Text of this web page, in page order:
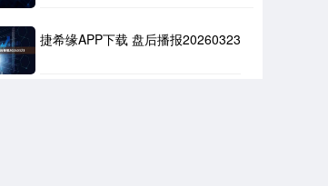
捷希缘APP下载 盘后播报20260323